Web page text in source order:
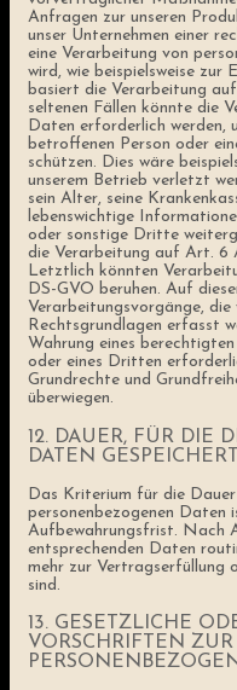
Anfragen zur unseren
unser Unternehmen einer
eine Verarbeitung von
wird, wie beispielsweise zur
basiert die Verarbeitung
seltenen Fällen könnte die
Daten erforderlich werden,
betroffenen Person oder
schützen. Dies wäre
unserem Betrieb verletzt
sein Alter, seine
lebenswichtige
oder sonstige Dritte
die Verarbeitung auf Art. 6
Letztlich könnten
DS-GVO beruhen. Auf
Verarbeitungsvorgänge,
Rechtsgrundlagen erfasst
Wahrung eines
oder eines Dritten
Grundrechte und
überwiegen.
12. DAUER, FÜR DIE
DATEN
Das Kriterium für die
personenbezogenen Daten
Aufbewahrungsfrist. Nach
entsprechenden Daten
mehr zur Vertragserfüllung
sind.
13. GESETZLICHE
VORSCHRIFTEN